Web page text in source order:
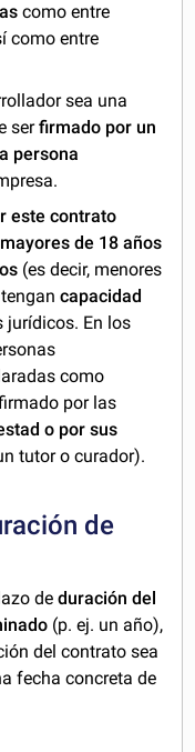
como entre
como entre
sea una
serfirmado por un
persona
este contrato
mayores de 18 años
(es decir, menores
tengancapacidad
jurídicos. En los
como
por las
o por sus
tutor o curador).
de
de duración del
(p. ej. un año),
del contrato sea
fecha concreta de